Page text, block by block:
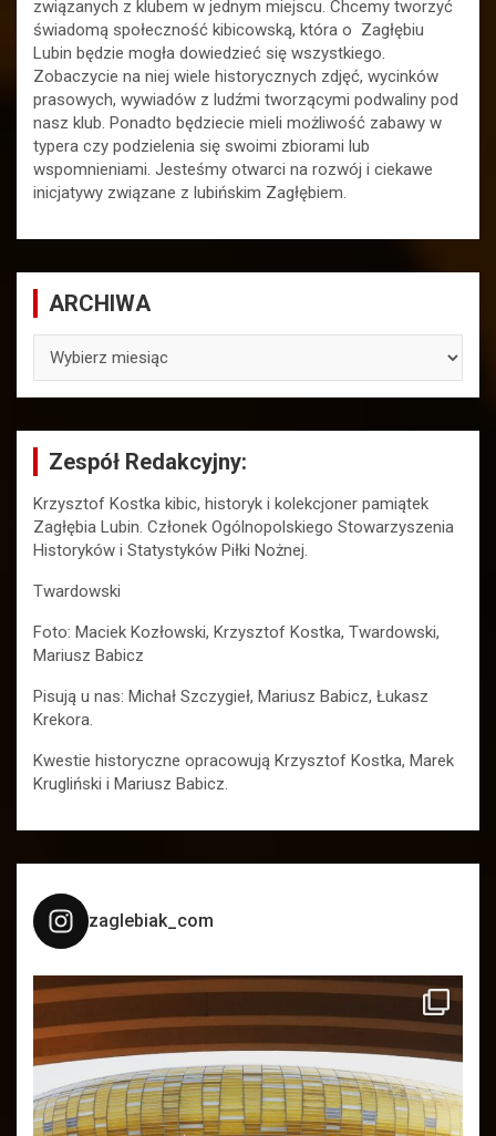
związanych z klubem w jednym miejscu. Chcemy tworzyć
świadomą społeczność kibicowską, która o Zagłębiu
Lubin będzie mogła dowiedzieć się wszystkiego.
Zobaczycie na niej wiele historycznych zdjęć, wycinków
prasowych, wywiadów z ludźmi tworzącymi podwaliny pod
nasz klub. Ponadto będziecie mieli możliwość zabawy w
typera czy podzielenia się swoimi zbiorami lub
wspomnieniami. Jesteśmy otwarci na rozwój i ciekawe
inicjatywy związane z lubińskim Zagłębiem.
ARCHIWA
Zespół Redakcyjny:
Krzysztof Kostka kibic, historyk i kolekcjoner pamiątek
Zagłębia Lubin. Członek Ogólnopolskiego Stowarzyszenia
Historyków i Statystyków Piłki Nożnej.
Twardowski
Foto: Maciek Kozłowski, Krzysztof Kostka, Twardowski,
Mariusz Babicz
Pisują u nas: Michał Szczygieł, Mariusz Babicz, Łukasz
Krekora.
Kwestie historyczne opracowują Krzysztof Kostka, Marek
Krugliński i Mariusz Babicz.
zaglebiak_com